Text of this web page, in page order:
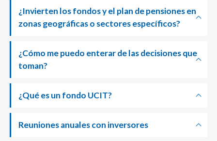
¿Invierten los fondos y el plan de pensiones en
zonas geográficas o sectores específicos?
¿Cómo me puedo enterar de las decisiones que
toman?
¿Qué es un fondo UCIT?
Reuniones anuales con inversores